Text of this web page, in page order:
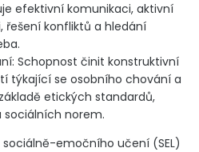
efektivní komunikaci, aktivní
řešení konfliktů a hledání
Schopnost činit konstruktivní
týkající se osobního chování a
etických standardů,
norem.
emočního učení (SEL)